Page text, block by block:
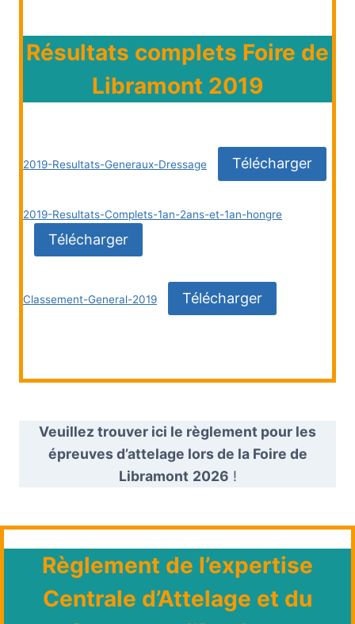
Résultats complets Foire de
Libramont 2019
2019-Resultats-Generaux-Dressage Télécharger
2019-Resultats-Complets-1an-2ans-et-1an-hongre
Télécharger
Classement-General-2019 Télécharger
Veuillez trouver ici le règlement pour les
épreuves d’attelage lors de la Foire de
Libramont 2026 !
Règlement de l’expertise
Centrale d’Attelage et du